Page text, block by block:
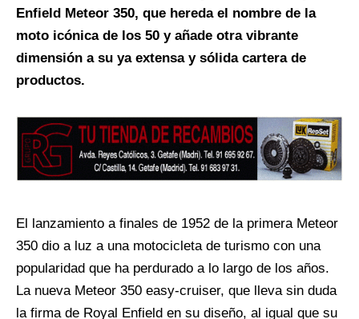
Enfield Meteor 350, que hereda el nombre de la
moto icónica de los 50 y añade otra vibrante
dimensión a su ya extensa y sólida cartera de
productos.
El lanzamiento a finales de 1952 de la primera Meteor
350 dio a luz a una motocicleta de turismo con una
popularidad que ha perdurado a lo largo de los años.
La nueva Meteor 350 easy-cruiser, que lleva sin duda
la firma de Royal Enfield en su diseño, al igual que su